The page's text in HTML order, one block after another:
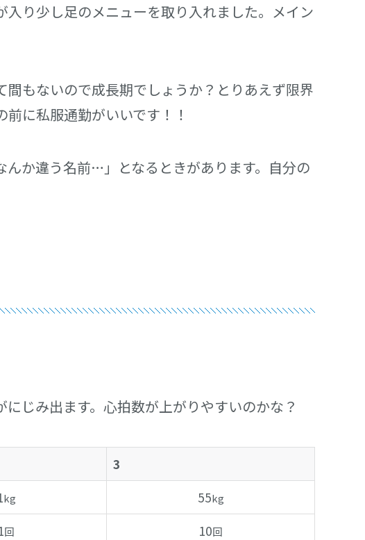
り少し足のメニューを取り入れました。メイン
もないので成長期でしょうか？とりあえず限界
に私服通勤がいいです！！
んか違う名前…」となるときがあります。自分の
じみ出ます。心拍数が上がりやすいのかな？
3
kg 55kg
回 10回